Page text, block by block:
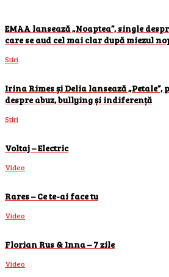
EMAA lansează „Noaptea”, single
care se aud cel mai clar după miezul
Stiri
Irina Rimes și Delia lansează
despre abuz, bullying și indiferență
Stiri
Voltaj – Electric
Video
Rares – Ce te-ai face tu
Video
Florian Rus & Inna – 7 zile
Video